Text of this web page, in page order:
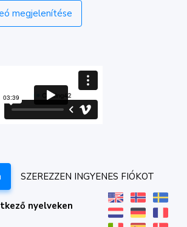
megjelenítése
SZEREZZEN INGYENES FIÓKOT
nyelveken